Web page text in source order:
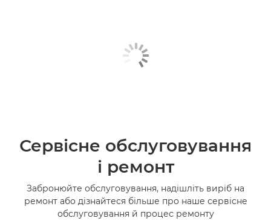
Сервісне обслуговування
і ремонт
Забронюйте обслуговування, надішліть виріб на
ремонт або дізнайтеся більше про наше сервісне
обслуговування й процес ремонту